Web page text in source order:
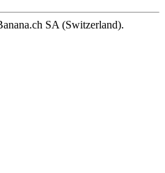
SA (Switzerland).